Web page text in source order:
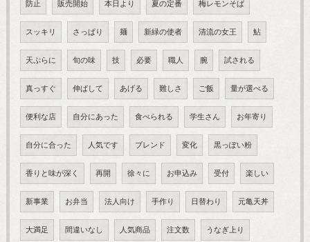
防止 販売開始 本日より 夏の定番 梅レモンそば
スッキリ さっぱり 麺 新緑の使者 清流の女王 鮎
天ぷらに 旬の味 技 必要 職人 腕 試される
真っすぐ 伸ばして あげる 難しさ ご飯 量が選べる
便利な店 自分にあった 食べられる 学生さん お年寄り
自分に合った 人気です ブレンド 変化 黒っぽい粉
香りと味が深く 再開 徐々に お申込み 受付 楽しい
新事業 お弁当 法人向け 手作り 日替わり 元亀天丼
大満足 間違いなし 人気商品 注文数 うなぎ上り